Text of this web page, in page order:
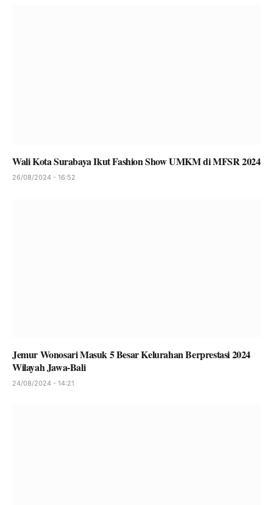
Wali Kota Surabaya Ikut Fashion Show UMKM di MFSR 2024
26/08/2024 - 16:52
Jemur Wonosari Masuk 5 Besar Kelurahan Berprestasi 2024
Wilayah Jawa-Bali
24/08/2024 - 14:21